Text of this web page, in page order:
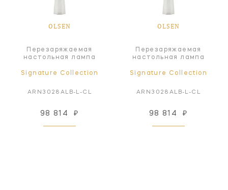
OLSEN
Перезаряжаемая
настольная лампа
Signature Collection
ARN3028ALB-L-CL
98 814 ₽
OLSEN
Перезаряжаемая
настольная лампа
Signature Collection
ARN3028ALB-L-CL
98 814 ₽